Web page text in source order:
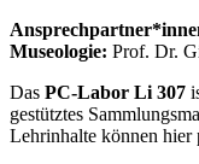
Museologie: Prof. Dr.
Das PC-Labor Li 307
gestütztes
Lehrinhalte können hier